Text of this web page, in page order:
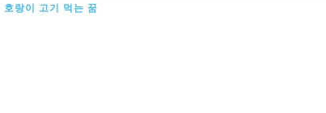
호랑이 고기 먹는 꿈